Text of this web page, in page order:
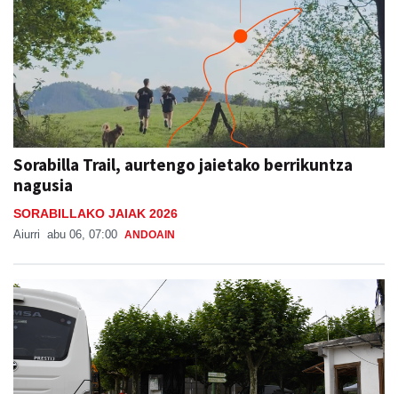
Sorabilla Trail, aurtengo jaietako berrikuntza
nagusia
SORABILLAKO JAIAK 2026
Aiurri abu 06, 07:00 ANDOAIN